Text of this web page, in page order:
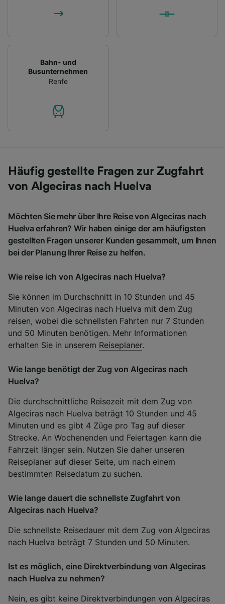
Bahn- und
Busunternehmen
Renfe
Häufig gestellte Fragen zur Zugfahrt
von Algeciras nach Huelva
Möchten Sie mehr über Ihre Reise von Algeciras nach
Huelva erfahren? Wir haben einige der am häufigsten
gestellten Fragen unserer Kunden gesammelt, um Ihnen
bei der Planung Ihrer Reise zu helfen.
Wie reise ich von Algeciras nach Huelva?
Sie können im Durchschnitt in 10 Stunden und 45
Minuten von Algeciras nach Huelva mit dem Zug
reisen, wobei die schnellsten Fahrten nur 7 Stunden
und 50 Minuten benötigen. Mehr Informationen
erhalten Sie in unserem Reiseplaner.
Wie lange benötigt der Zug von Algeciras nach
Huelva?
Die durchschnittliche Reisezeit mit dem Zug von
Algeciras nach Huelva beträgt 10 Stunden und 45
Minuten und es gibt 4 Züge pro Tag auf dieser
Strecke. An Wochenenden und Feiertagen kann die
Fahrzeit länger sein. Nutzen Sie daher unseren
Reiseplaner auf dieser Seite, um nach einem
bestimmten Reisedatum zu suchen.
Wie lange dauert die schnellste Zugfahrt von
Algeciras nach Huelva?
Die schnellste Reisedauer mit dem Zug von Algeciras
nach Huelva beträgt 7 Stunden und 50 Minuten.
Ist es möglich, eine Direktverbindung von Algeciras
nach Huelva zu nehmen?
Nein, es gibt keine Direktverbindungen von Algeciras